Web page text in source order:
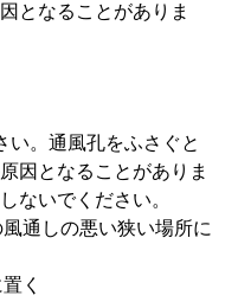
となることがありま
い。通風孔をふさぐと
因となることがありま
ないでください。
通しの悪い狭い場所に
く